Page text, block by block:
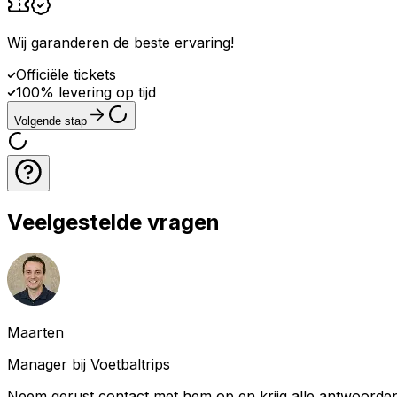
Wij garanderen de beste ervaring!
Officiële tickets
100% levering op tijd
Volgende stap
Veelgestelde vragen
Maarten
Manager bij Voetbaltrips